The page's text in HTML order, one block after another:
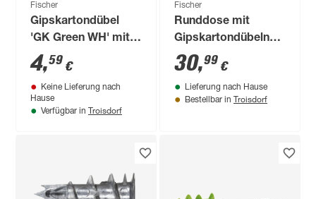
Fischer
Gipskartondübel
'GK Green WH' mit
Winkelhaken Ø 4,2 x
40 mm, 5 Stück
4,59 €
Keine Lieferung nach
Hause
Verfügbar in Troisdorf
Fischer
Runddose mit
Gipskartondübeln
'GK' 161-teilig
30,99 €
Lieferung nach Hause
Bestellbar in Troisdorf